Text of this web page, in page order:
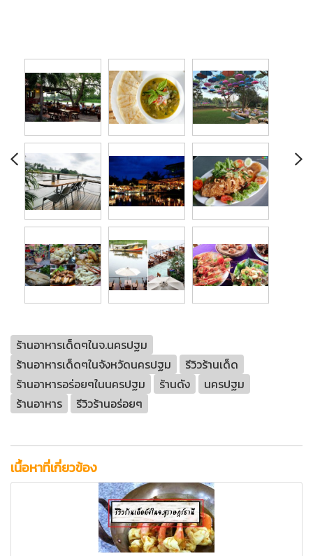
ร้านอาหารเด็ดๆในจ.นครปฐม
ร้านอาหารเด็ดๆในจังหวัดนครปฐม
รีวิวร้านเด็ด
ร้านอาหารอร่อยๆในนครปฐม
ร้านดัง
นครปฐม
ร้านอาหาร
รีวิวร้านอร่อยๆ
เนื้อหาที่เกี่ยวข้อง